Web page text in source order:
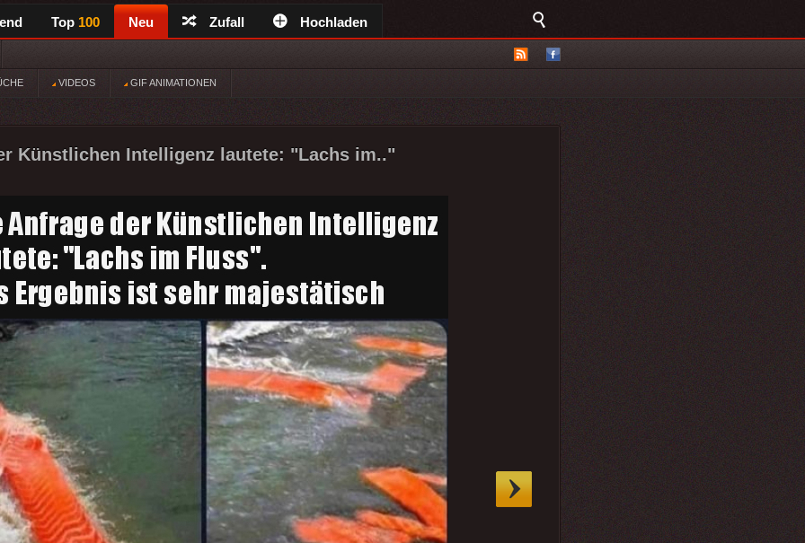
Top 100 Neu Zufall Hochladen
VIDEOS GIF ANIMATIONEN
Künstlichen Intelligenz lautete: "Lachs im.."